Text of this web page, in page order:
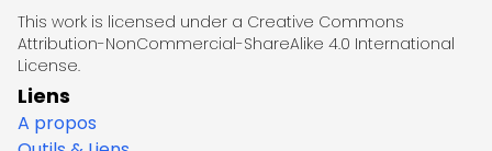
This work is licensed under a Creative Commons
Attribution-NonCommercial-ShareAlike 4.0 International
License.
Liens
A propos